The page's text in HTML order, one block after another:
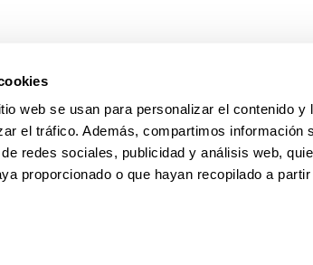
web se usan para personalizar el contenido
el tráfico. Además, compartimos información
redes sociales, publicidad y análisis web,
proporcionado o que hayan recopilado a